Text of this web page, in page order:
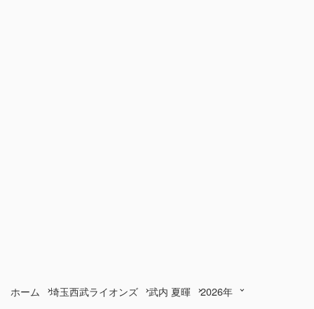
ホーム 埼玉西武ライオンズ 武内 夏暉 2026年